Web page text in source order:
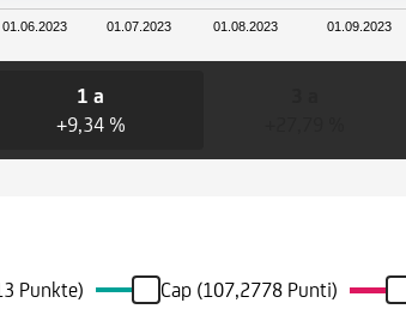
01.06.2023 01.08.2023
01.07.2023 01.09.2023
1 a
+9,34 %
Punkte) Cap (107,2778 Punti)